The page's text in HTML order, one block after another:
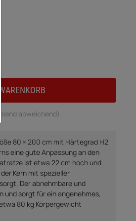
abweichend)
80 × 200 cm mit Härtegrad H2
eine gute Anpassung an den
ist etwa 22 cm hoch und
Kern mit spezieller
Der abnehmbare und
und sorgt für ein angenehmes,
80 kg Körpergewicht